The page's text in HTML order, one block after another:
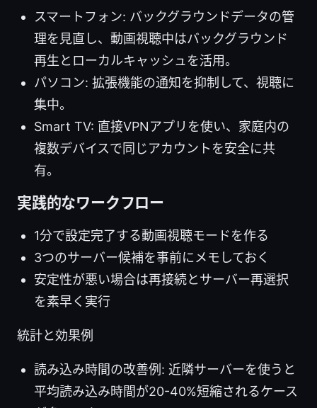
スマートフォン: バックグラウンドデータの管
理を見直し、動画視聴中はバックグラウンド
再生とローカルキャッシュを活用。
パソコン: 拡張機能の通知を抑制して、視聴に
集中。
Smart TV: 直接VPNアプリを使い、家庭内の
複数デバイスで同じアカウントを安全に共
有。
実践的なワークフロー
1分で設定完了する動画視聴モードを作る
3つのサーバー候補を事前にメモしておく
安定性が悪い場合は再接続とサーバー再選択
を素早く実行
統計と効果例
読み込み時間の改善例: 近隣サーバーを使うと
平均読み込み時間が20-40%短縮されるケース